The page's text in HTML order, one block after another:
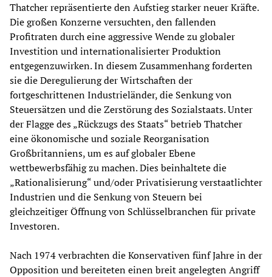
Thatcher repräsentierte den Aufstieg starker neuer Kräfte.
Die großen Konzerne versuchten, den fallenden
Profitraten durch eine aggressive Wende zu globaler
Investition und internationalisierter Produktion
entgegenzuwirken. In diesem Zusammenhang forderten
sie die Deregulierung der Wirtschaften der
fortgeschrittenen Industrieländer, die Senkung von
Steuersätzen und die Zerstörung des Sozialstaats. Unter
der Flagge des „Rückzugs des Staats“ betrieb Thatcher
eine ökonomische und soziale Reorganisation
Großbritanniens, um es auf globaler Ebene
wettbewerbsfähig zu machen. Dies beinhaltete die
„Rationalisierung“ und/oder Privatisierung verstaatlichter
Industrien und die Senkung von Steuern bei
gleichzeitiger Öffnung von Schlüsselbranchen für private
Investoren.
Nach 1974 verbrachten die Konservativen fünf Jahre in der
Opposition und bereiteten einen breit angelegten Angriff